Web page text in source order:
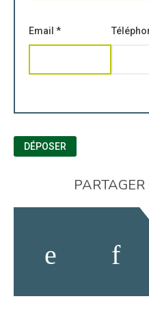
Email *
DÉPOSER